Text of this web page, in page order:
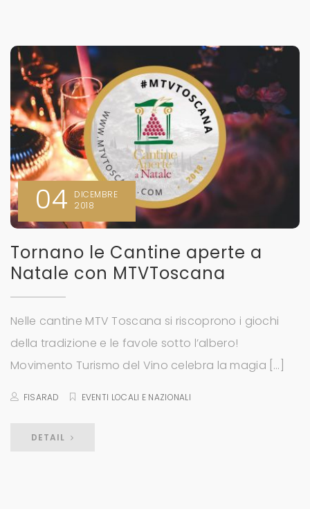
04
DICEMBRE
2018
Tornano le Cantine aperte a
Natale con MTVToscana
Nelle cantine MTV Toscana si riscoprono i giochi
della tradizione e le favole sotto l’albero!
Movimento Turismo del Vino celebra la magia […]
FISARAD EVENTI LOCALI E NAZIONALI
DETAIL